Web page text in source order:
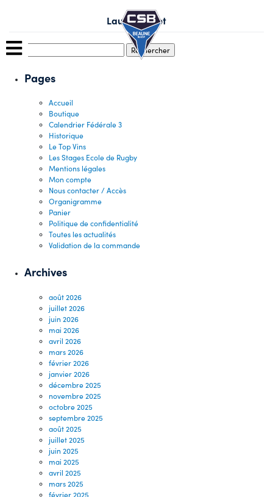
Laurent Pillot
Pages
Accueil
Boutique
Calendrier Fédérale 3
Historique
Le Top Vins
Les Stages Ecole de Rugby
Mentions légales
Mon compte
Nous contacter / Accès
Organigramme
Panier
Politique de confidentialité
Toutes les actualités
Validation de la commande
Archives
août 2026
juillet 2026
juin 2026
mai 2026
avril 2026
mars 2026
février 2026
janvier 2026
décembre 2025
novembre 2025
octobre 2025
septembre 2025
août 2025
juillet 2025
juin 2025
mai 2025
avril 2025
mars 2025
février 2025